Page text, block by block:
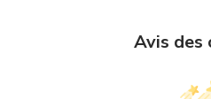
Avis des